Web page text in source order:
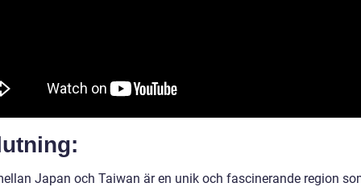
Japan och Taiwan är en unik och fascinerande region